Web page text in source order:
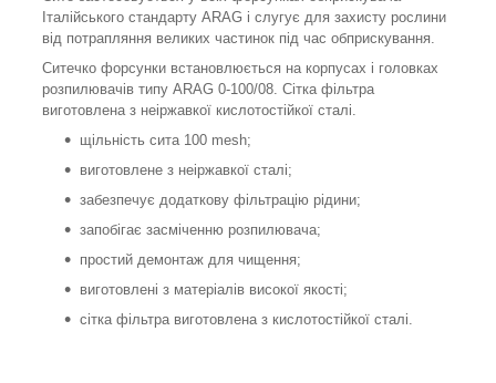
Італійського стандарту ARAG і слугує для захисту рослини
від потрапляння великих частинок під час обприскування.
Ситечко форсунки встановлюється на корпусах і головках
розпилювачів типу ARAG 0-100/08. Сітка фільтра
виготовлена з неіржавкої кислотостійкої сталі.
щільність сита 100 mesh;
виготовлене з неіржавкої сталі;
забезпечує додаткову фільтрацію рідини;
запобігає засміченню розпилювача;
простий демонтаж для чищення;
виготовлені з матеріалів високої якості;
сітка фільтра виготовлена з кислотостійкої сталі.